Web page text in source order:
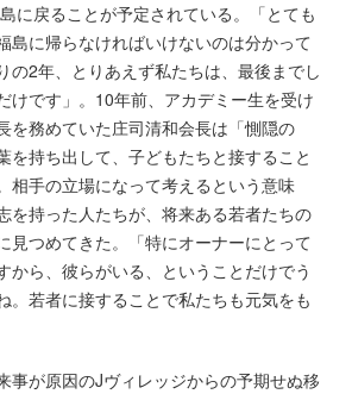
に戻ることが予定されている。「とても
島に帰らなければいけないのは分かって
の2年、とりあえず私たちは、最後までし
けです」。10年前、アカデミー生を受け
を務めていた庄司清和会長は「惻隠の
を持ち出して、子どもたちと接すること
相手の立場になって考えるという意味
を持った人たちが、将来ある若者たちの
見つめてきた。「特にオーナーにとって
から、彼らがいる、ということだけでう
。若者に接することで私たちも元気をも
事が原因のJヴィレッジからの予期せぬ移